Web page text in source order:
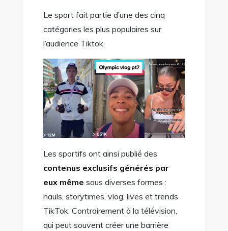
Le sport fait partie d’une des cinq
catégories les plus populaires sur
l’audience Tiktok.
Les sportifs ont ainsi publié des
contenus exclusifs générés par
eux même sous diverses formes :
hauls, storytimes, vlog, lives et trends
TikTok. Contrairement à la télévision,
qui peut souvent créer une barrière